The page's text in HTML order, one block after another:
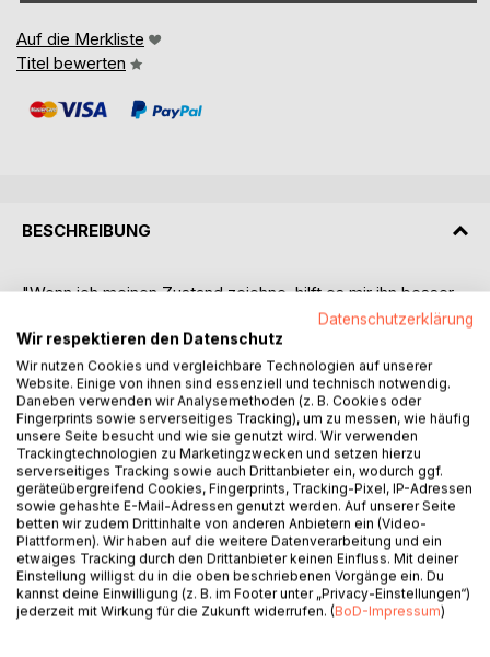
Auf die Merkliste
Titel bewerten
BESCHREIBUNG
"Wenn ich meinen Zustand zeichne, hilft es mir ihn besser
Seelische Stürme kennen wir alle. Bei vielen Menschen
sind es seltene Momente des Lebens, bei manchen ein
Dauerzustand, der nur schwer nachzuvollziehen ist.
Brigitte Riederer leidet unter starken, rezidivierenden
Depressionen. Sie fällt in ein tiefes Loch, wähnt sich in
einem schwarzen Tunnel oder verschwindet im Sog eines
dunklen Spiralwirbels. Sinnbildlich stehen diese
persönlichen Bilder für eine tiefe Verzweiflung, die sich
nicht in Worte fassen lässt.
Das Denken eines depressiven Menschen kreist um den
eigenen schlechten Zustand. Freude und Vergnügen
empfinden gelingt nicht mehr. Das Zeichnen befreit,
sprengt Konventionen und erweist sich, was dieses Buch
Datenschutzerklärung
Wir respektieren den Datenschutz
Wir nutzen Cookies und vergleichbare Technologien auf unserer
Website. Einige von ihnen sind essenziell und technisch notwendig.
Daneben verwenden wir Analysemethoden (z. B. Cookies oder
Fingerprints sowie serverseitiges Tracking), um zu messen, wie häufig
unsere Seite besucht und wie sie genutzt wird. Wir verwenden
Trackingtechnologien zu Marketingzwecken und setzen hierzu
serverseitiges Tracking sowie auch Drittanbieter ein, wodurch ggf.
geräteübergreifend Cookies, Fingerprints, Tracking-Pixel, IP-Adressen
sowie gehashte E-Mail-Adressen genutzt werden. Auf unserer Seite
betten wir zudem Drittinhalte von anderen Anbietern ein (Video-
Plattformen). Wir haben auf die weitere Datenverarbeitung und ein
etwaiges Tracking durch den Drittanbieter keinen Einfluss. Mit deiner
Einstellung willigst du in die oben beschriebenen Vorgänge ein. Du
kannst deine Einwilligung (z. B. im Footer unter „Privacy-Einstellungen“)
jederzeit mit Wirkung für die Zukunft widerrufen. (BoD-Impressum)